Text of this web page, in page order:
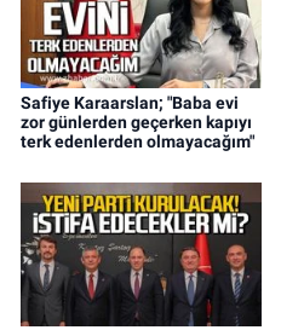
Safiye Karaarslan; "Baba evi
zor günlerden geçerken kapıyı
terk edenlerden olmayacağım"